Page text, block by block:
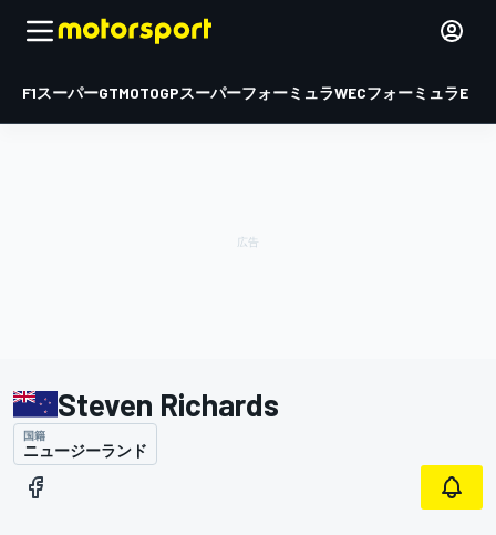
F1スーパーGTMOTOGPスーパーフォーミュラWECフォーミュラE
Steven Richards
国籍
ニュージーランド